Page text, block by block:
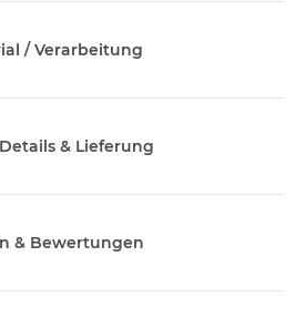
/ Verarbeitung
& Lieferung
& Bewertungen